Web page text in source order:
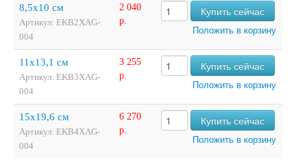
8,5х10 см
Артикул: EKB2XAG-
004
2 040
р.
11х13,1 см
Артикул: EKB3XAG-
004
3 255
р.
15х19,6 см
Артикул: EKB4XAG-
004
6 270
р.